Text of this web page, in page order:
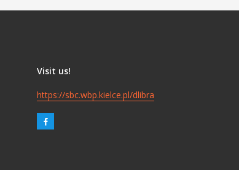
Visit us!
https://sbc.wbp.kielce.pl/dlibra